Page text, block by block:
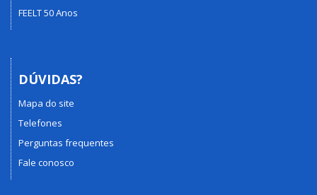
FEELT 50 Anos
DÚVIDAS?
Mapa do site
Telefones
Perguntas frequentes
Fale conosco